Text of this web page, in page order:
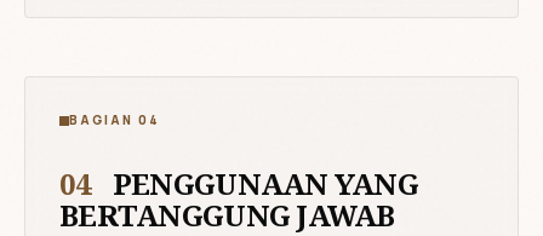
BAGIAN 04
04 PENGGUNAAN YANG
BERTANGGUNG JAWAB